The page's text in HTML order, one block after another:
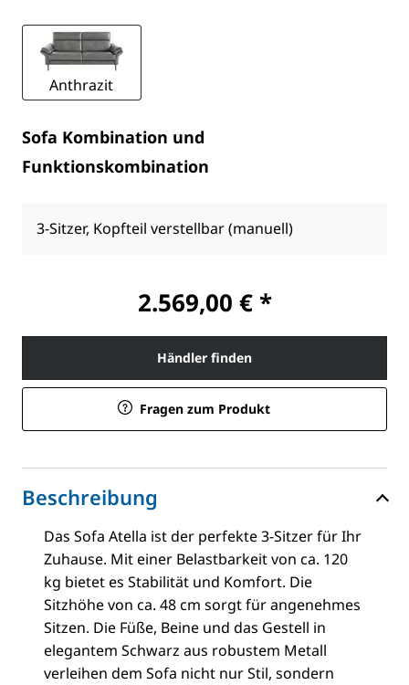
Anthrazit
Sofa Kombination und
Funktionskombination
3-Sitzer, Kopfteil verstellbar (manuell)
2.569,00 € *
Händler finden
Fragen zum Produkt
Beschreibung
Das Sofa Atella ist der perfekte 3-Sitzer für Ihr
Zuhause. Mit einer Belastbarkeit von ca. 120
kg bietet es Stabilität und Komfort. Die
Sitzhöhe von ca. 48 cm sorgt für angenehmes
Sitzen. Die Füße, Beine und das Gestell in
elegantem Schwarz aus robustem Metall
verleihen dem Sofa nicht nur Stil, sondern